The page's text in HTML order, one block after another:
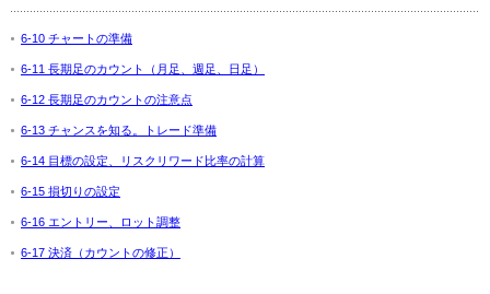
6-10 チャートの準備
6-11 長期足のカウント（月足、週足、日足）
6-12 長期足のカウントの注意点
6-13 チャンスを知る。トレード準備
6-14 目標の設定、リスクリワード比率の計算
6-15 損切りの設定
6-16 エントリー、ロット調整
6-17 決済（カウントの修正）